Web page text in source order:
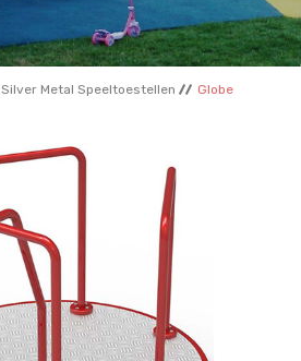
Silver Metal Speeltoestellen Globe